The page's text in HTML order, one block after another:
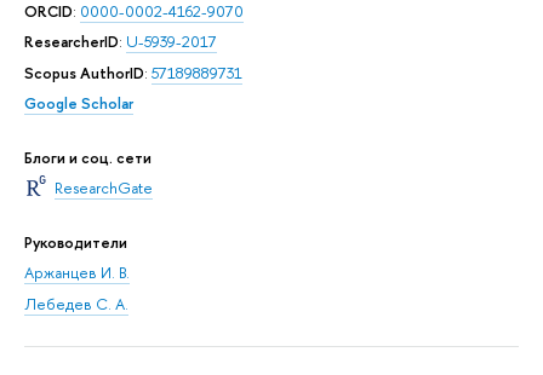
ORCID: 0000-0002-4162-9070
ResearcherID: U-5939-2017
Scopus AuthorID: 57189889731
Google Scholar
Блоги и соц. сети
ResearchGate
Руководители
Аржанцев И. В.
Лебедев С. А.